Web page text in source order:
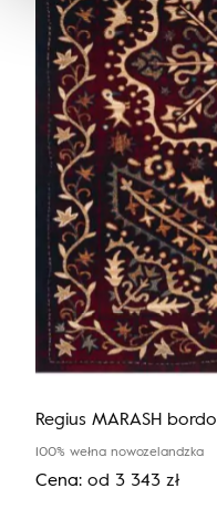
Regius MARASH bordo
100% wełna nowozelandzka
Cena: od 3 343 zł